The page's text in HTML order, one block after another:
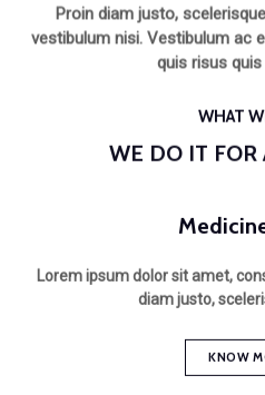
Proin diam justo,
vestibulum nisi. Vestibulum ac
quis risus
WHAT
WE DO IT FOR
Lorem ipsum dolor sit amet,
diam justo,
KNOW